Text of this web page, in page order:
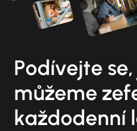
Podívejte
můžeme
každodenní